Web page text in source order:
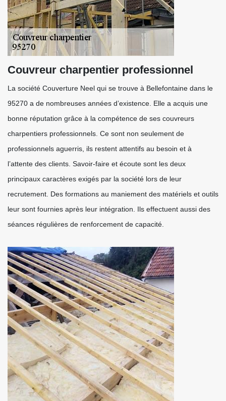
Couvreur charpentier professionnel
La société Couverture Neel qui se trouve à Bellefontaine dans le
95270 a de nombreuses années d’existence. Elle a acquis une
bonne réputation grâce à la compétence de ses couvreurs
charpentiers professionnels. Ce sont non seulement de
professionnels aguerris, ils restent attentifs au besoin et à
l’attente des clients. Savoir-faire et écoute sont les deux
principaux caractères exigés par la société lors de leur
recrutement. Des formations au maniement des matériels et outils
leur sont fournies après leur intégration. Ils effectuent aussi des
séances régulières de renforcement de capacité.